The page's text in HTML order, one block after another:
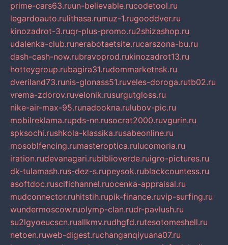
prime-cars63.ruun-believable.rucodetool.ru
legardoauto.rulithasa.rumuz-1.rugooddver.ru
kinozadrot-3.ruqr-plus-promo.ru2shizashop.ru
udalenka-club.runerabotaetsite.rucarszona-bu.ru
dash-cash-now.rubravoprod.rukinozadrot13.ru
hotteygroup.rubagira31.rudommarketnsk.ru
dveriland73.runis-glonass51.ruveles-doroga.rutb02.ru
vrema-zdorov.ruvelonik.rusurgutgloss.ru
nike-air-max-95.runadookna.rulubov-pic.ru
mobilreklama.rupds-nn.rusocrat2000.ruvgurin.ru
spksochi.rushkola-klassika.rusabeonline.ru
mosoblfencing.rumasteroptica.rulucomoria.ru
iration.rudevanagari.rubiblioverde.ruigro-pictures.ru
dk-tulamash.rus-dez-s.rupeysok.rublackcountess.ru
asoftdoc.ruscifichannel.ruocenka-appraisal.ru
mudconnector.ruhitstih.rupik-finance.ruvip-surfing.ru
wundermoscow.ruolymp-clan.rudr-pavlush.ru
su2lgyoeucscn.ruallkmv.rudhgfd.rutesotomeshell.ru
netoen.ruweb-digest.ruchanganqiyuana07.ru